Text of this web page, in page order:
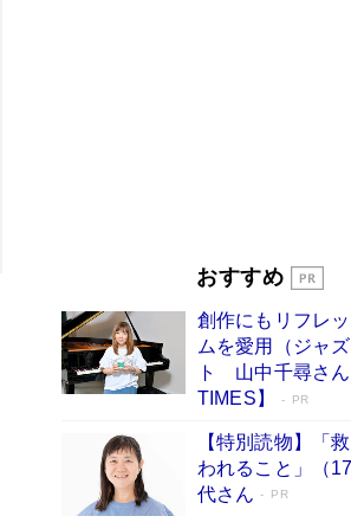
和田秀樹の70代、80代向け新書が
占 上半期1位にも選出［新書ベ
Book Bang
おすすめ
創作にもリフレ
ムを愛用（ジャ
ト 山中千尋さ
TIMES】
PR
【特別読物】「
われること」（
代さん
PR